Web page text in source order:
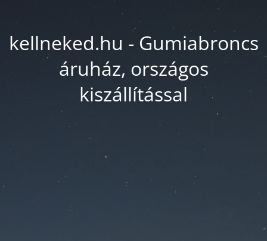
kellneked.hu - Gumiabroncs
áruház, országos
kiszállítással